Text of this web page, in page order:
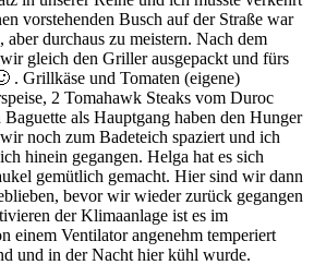
vorstehenden Busch auf der Straße war
durchaus zu meistern. Nach dem
gleich den Griller ausgepackt und fürs
. Grillkäse und Tomaten (eigene)
2 Tomahawk Steaks vom Duroc
als Hauptgang haben den Hunger
noch zum Badeteich spaziert und ich
hinein gegangen. Helga hat es sich
gemütlich gemacht. Hier sind wir dann
bevor wir wieder zurück gegangen
der Klimaanlage ist es im
einem Ventilator angenehm temperiert
und in der Nacht hier kühl wurde.